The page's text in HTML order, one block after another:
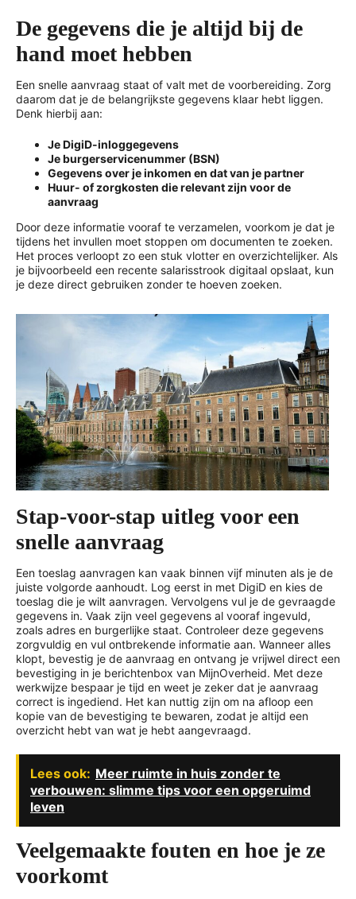
De gegevens die je altijd bij de
hand moet hebben
Een snelle aanvraag staat of valt met de voorbereiding. Zorg
daarom dat je de belangrijkste gegevens klaar hebt liggen.
Denk hierbij aan:
Je DigiD-inloggegevens
Je burgerservicenummer (BSN)
Gegevens over je inkomen en dat van je partner
Huur- of zorgkosten die relevant zijn voor de
aanvraag
Door deze informatie vooraf te verzamelen, voorkom je dat je
tijdens het invullen moet stoppen om documenten te zoeken.
Het proces verloopt zo een stuk vlotter en overzichtelijker. Als
je bijvoorbeeld een recente salarisstrook digitaal opslaat, kun
je deze direct gebruiken zonder te hoeven zoeken.
Stap-voor-stap uitleg voor een
snelle aanvraag
Een toeslag aanvragen kan vaak binnen vijf minuten als je de
juiste volgorde aanhoudt. Log eerst in met DigiD en kies de
toeslag die je wilt aanvragen. Vervolgens vul je de gevraagde
gegevens in. Vaak zijn veel gegevens al vooraf ingevuld,
zoals adres en burgerlijke staat. Controleer deze gegevens
zorgvuldig en vul ontbrekende informatie aan. Wanneer alles
klopt, bevestig je de aanvraag en ontvang je vrijwel direct een
bevestiging in je berichtenbox van MijnOverheid. Met deze
werkwijze bespaar je tijd en weet je zeker dat je aanvraag
correct is ingediend. Het kan nuttig zijn om na afloop een
kopie van de bevestiging te bewaren, zodat je altijd een
overzicht hebt van wat je hebt aangevraagd.
Lees ook: Meer ruimte in huis zonder te
verbouwen: slimme tips voor een opgeruimd
leven
Veelgemaakte fouten en hoe je ze
voorkomt